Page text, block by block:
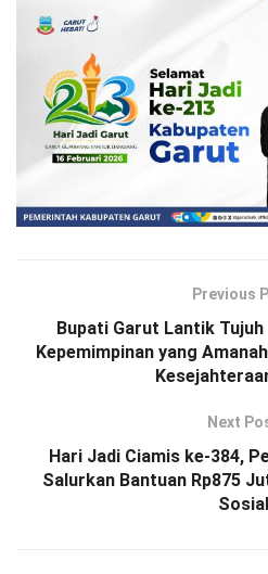
Previous
Bupati Garut Lantik Tujuh
Kepemimpinan yang
Next
Hari Jadi Ciamis ke-384,
Salurkan Bantuan Rp875
Sosial